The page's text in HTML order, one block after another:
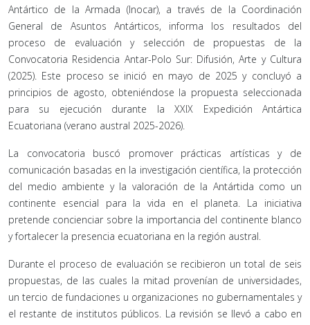
Antártico de la Armada (Inocar), a través de la Coordinación
General de Asuntos Antárticos, informa los resultados del
proceso de evaluación y selección de propuestas de la
Convocatoria Residencia Antar-Polo Sur: Difusión, Arte y Cultura
(2025). Este proceso se inició en mayo de 2025 y concluyó a
principios de agosto, obteniéndose la propuesta seleccionada
para su ejecución durante la XXIX Expedición Antártica
Ecuatoriana (verano austral 2025-2026).
La convocatoria buscó promover prácticas artísticas y de
comunicación basadas en la investigación científica, la protección
del medio ambiente y la valoración de la Antártida como un
continente esencial para la vida en el planeta. La iniciativa
pretende concienciar sobre la importancia del continente blanco
y fortalecer la presencia ecuatoriana en la región austral.
Durante el proceso de evaluación se recibieron un total de seis
propuestas, de las cuales la mitad provenían de universidades,
un tercio de fundaciones u organizaciones no gubernamentales y
el restante de institutos públicos. La revisión se llevó a cabo en